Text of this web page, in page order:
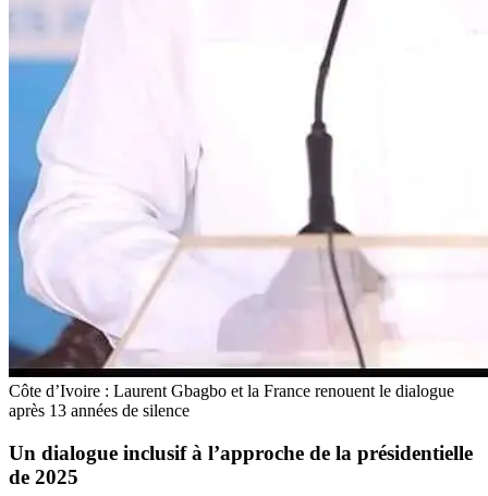
Côte d’Ivoire : Laurent Gbagbo et la France renouent le dialogue
après 13 années de silence
Un dialogue inclusif à l’approche de la présidentielle
de 2025